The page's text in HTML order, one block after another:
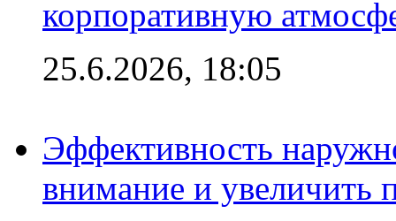
корпоративную
25.6.2026, 18:05
Эффективность
внимание и увеличить